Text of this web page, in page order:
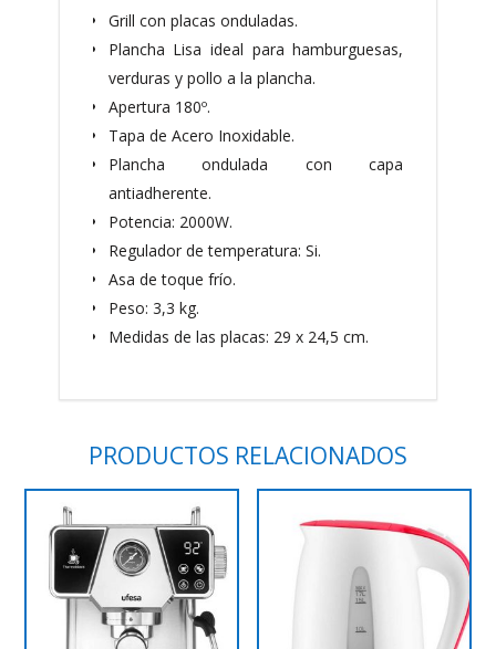
Grill con placas onduladas.
Plancha Lisa ideal para hamburguesas,
verduras y pollo a la plancha.
Apertura 180º.
Tapa de Acero Inoxidable.
Plancha ondulada con capa
antiadherente.
Potencia: 2000W.
Regulador de temperatura: Si.
Asa de toque frío.
Peso: 3,3 kg.
Medidas de las placas: 29 x 24,5 cm.
PRODUCTOS RELACIONADOS